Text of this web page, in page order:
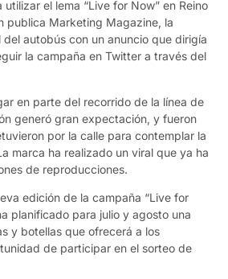
utilizar el lema “Live for Now” en Reino
publica Marketing Magazine, la
autobús con un anuncio que dirigía
la campaña en Twitter a través del
en parte del recorrido de la línea de
generó gran expectación, y fueron
por la calle para contemplar la
marca ha realizado un viral que ya ha
de reproducciones.
edición de la campaña “Live for
planificado para julio y agosto una
y botellas que ofrecerá a los
de participar en el sorteo de